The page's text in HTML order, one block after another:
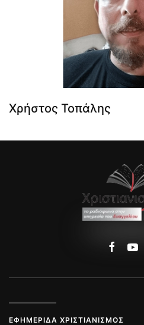
Χρήστος Τοπάλης
ΕΦΗΜΕΡΊΔΑ ΧΡΙΣΤΙΑΝΙΣΜΌΣ